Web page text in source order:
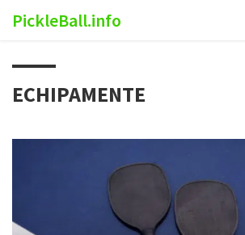
PickleBall.info
ECHIPAMENTE